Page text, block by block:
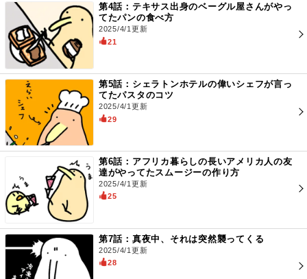
第4話：テキサス出身のベーグル屋さんがやっ
てたパンの食べ方
2025/4/1更新
21
第5話：シェラトンホテルの偉いシェフが言っ
てたパスタのコツ
2025/4/1更新
29
第6話：アフリカ暮らしの長いアメリカ人の友
達がやってたスムージーの作り方
2025/4/1更新
25
第7話：真夜中、それは突然襲ってくる
2025/4/1更新
28